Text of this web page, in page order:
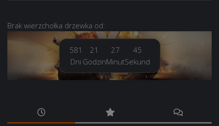
Brak wierzchołka drzewka od:
581
Dni
21
Godzin
27
Minut
45
Sekund